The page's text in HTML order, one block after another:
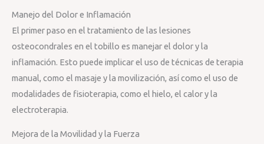
Manejo del Dolor e Inflamación
El primer paso en el tratamiento de las lesiones
osteocondrales en el tobillo es manejar el dolor y la
inflamación. Esto puede implicar el uso de técnicas de terapia
manual, como el masaje y la movilización, así como el uso de
modalidades de fisioterapia, como el hielo, el calor y la
electroterapia.
Mejora de la Movilidad y la Fuerza